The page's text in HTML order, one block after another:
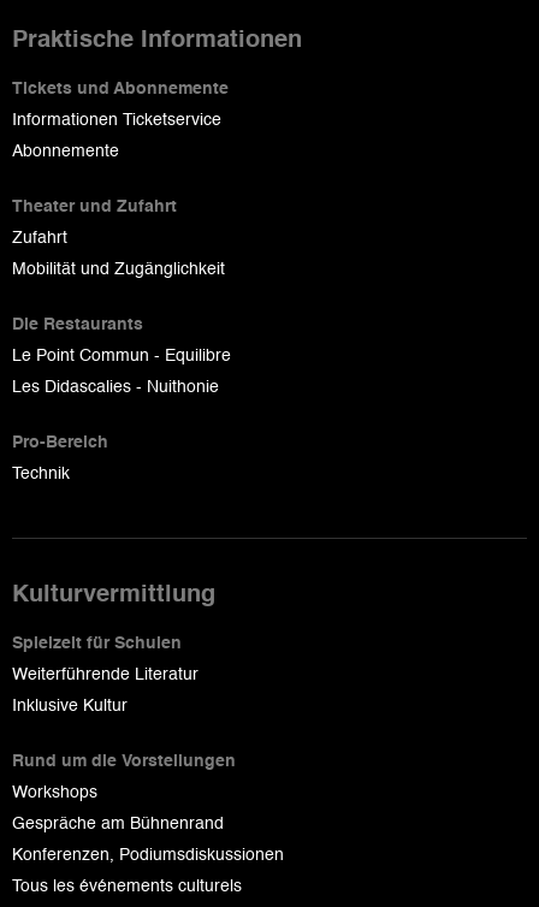
Praktische Informationen
Tickets und Abonnemente
Informationen Ticketservice
Abonnemente
Theater und Zufahrt
Zufahrt
Mobilität und Zugänglichkeit
Die Restaurants
Le Point Commun - Equilibre
Les Didascalies - Nuithonie
Pro-Bereich
Technik
Kulturvermittlung
Spielzeit für Schulen
Weiterführende Literatur
Inklusive Kultur
Rund um die Vorstellungen
Workshops
Gespräche am Bühnenrand
Konferenzen, Podiumsdiskussionen
Tous les événements culturels